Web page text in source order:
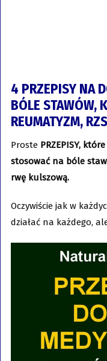
4 PRZEPISY NA
BÓLE STAWÓW,
REUMATYZM,
Proste PRZEPISY,
stosować na bóle
rwę kulszową.
Oczywiście jak w
działać na każdego,